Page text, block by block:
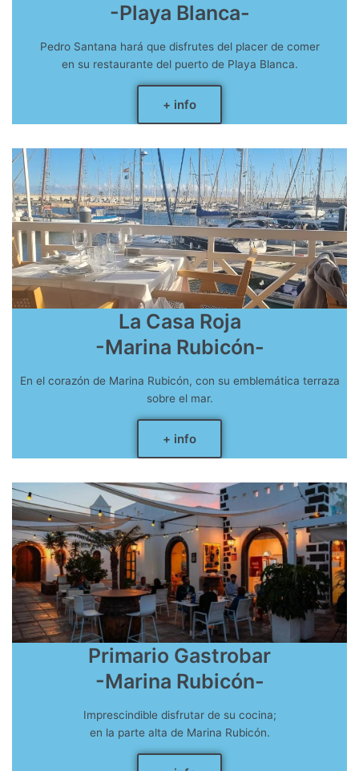
-Playa Blanca-
Pedro Santana hará que disfrutes del placer de comer
en su restaurante del puerto de Playa Blanca.
+ info
La Casa Roja
-Marina Rubicón-
En el corazón de Marina Rubicón, con su emblemática terraza
sobre el mar.
+ info
Primario Gastrobar
-Marina Rubicón-
Imprescindible disfrutar de su cocina;
en la parte alta de Marina Rubicón.